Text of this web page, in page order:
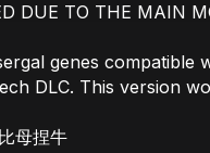
DUE TO THE MAIN
genes compatible
DLC. This version
母捏牛